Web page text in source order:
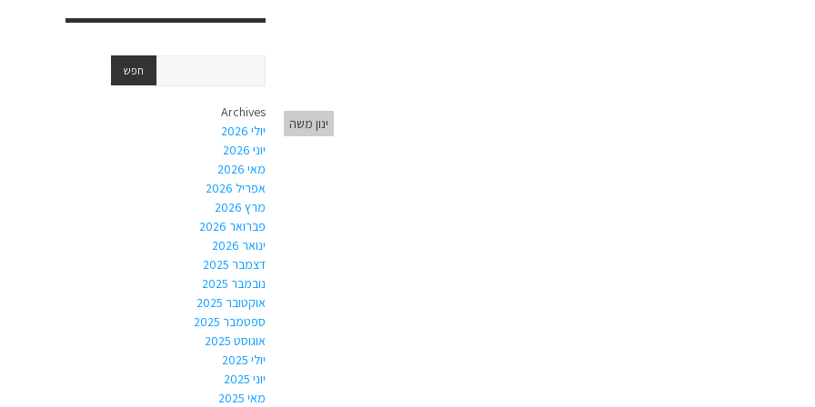
ינון משה
Archives
יולי 2026
יוני 2026
מאי 2026
אפריל 2026
מרץ 2026
פברואר 2026
ינואר 2026
דצמבר 2025
נובמבר 2025
אוקטובר 2025
ספטמבר 2025
אוגוסט 2025
יולי 2025
יוני 2025
מאי 2025